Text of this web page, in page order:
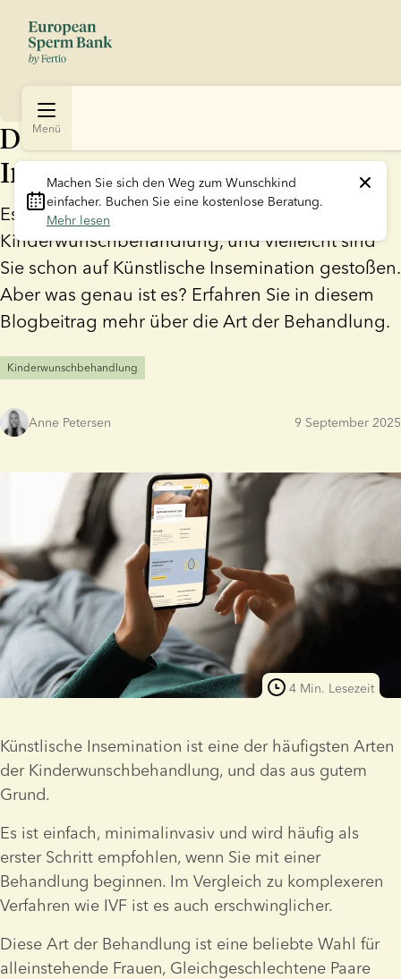
Menü
Machen Sie sich den Weg zum Wunschkind
Mehr lesen
Der Prozess der Künstlichen
Insemination
Es gibt verschiedene Arten der
Kinderwunschbehandlung, und vielleicht sind
Sie schon auf Künstlische Insemination gestoßen.
Aber was genau ist es? Erfahren Sie in diesem
Blogbeitrag mehr über die Art der Behandlung.
Kinderwunschbehandlung
Anne Petersen 9 September 2025
4 Min. Lesezeit
Künstlische Insemination ist eine der häufigsten Arten
der Kinderwunschbehandlung, und das aus gutem
Grund.
Es ist einfach, minimalinvasiv und wird häufig als
erster Schritt empfohlen, wenn Sie mit einer
Behandlung beginnen. Im Vergleich zu komplexeren
Verfahren wie IVF ist es auch erschwinglicher.
Diese Art der Behandlung ist eine beliebte Wahl für
alleinstehende Frauen, Gleichgeschlechtene Paare